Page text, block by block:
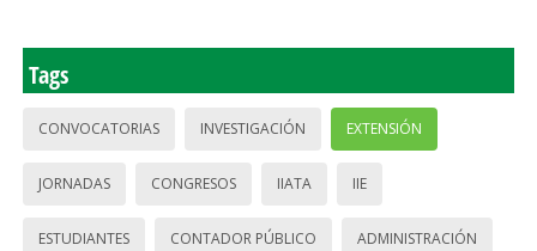
Tags
CONVOCATORIAS INVESTIGACIÓN EXTENSIÓN
JORNADAS CONGRESOS IIATA IIE
ESTUDIANTES CONTADOR PÚBLICO ADMINISTRACIÓN